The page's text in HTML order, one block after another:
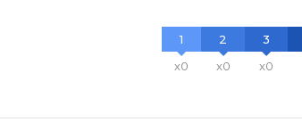
1
x0
2
x0
3
x0